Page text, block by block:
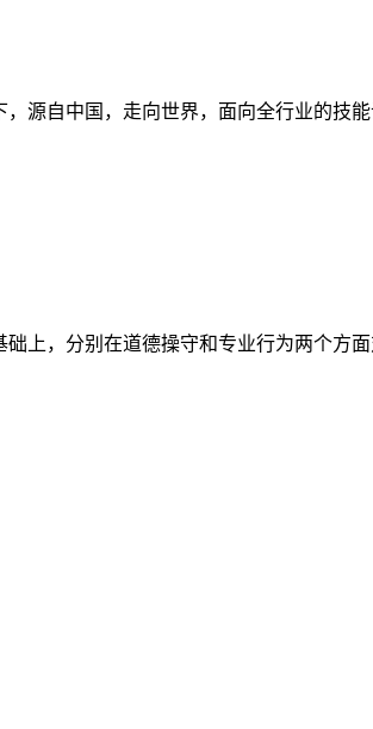
源自中国，走向世界，面向全行业的技
上，分别在道德操守和专业行为两个方